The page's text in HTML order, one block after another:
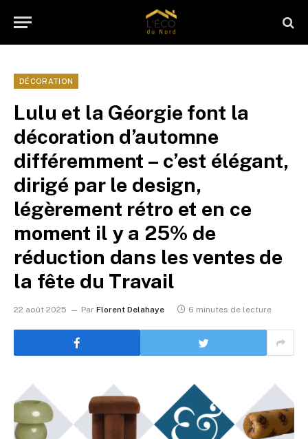
DÉCORATION
Lulu et la Géorgie font la
décoration d’automne
différemment – c’est élégant,
dirigé par le design,
légèrement rétro et en ce
moment il y a 25% de
réduction dans les ventes de
la fête du Travail
22 août 2025 Par Florent Delahaye 6 minutes de lecture